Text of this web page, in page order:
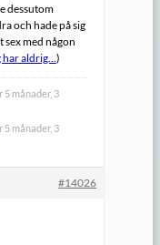
dessutom
och hade på sig
sex med någon
har aldrig…)
månader, 3
månader, 3
#14026